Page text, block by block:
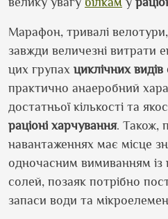
Марафон, тривалі
завжди величезні витрати
цих групах циклічних
практично анаеробний
достатньої кількості та
раціоні харчування. Також,
навантаженнях має місце
одночасним вимиванням із
солей, позаяк потрібно
запаси води та